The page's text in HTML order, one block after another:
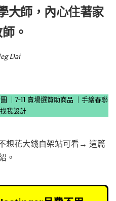
大師，內心住著家
。
Dai
7-11 賣場選贊助商品
手繪春聯
找我設計
想花大錢自架站可看→ 這篇
。